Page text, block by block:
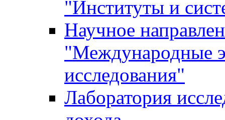
"Институты и
Научное
"Международные
исследования"
Лаборатория